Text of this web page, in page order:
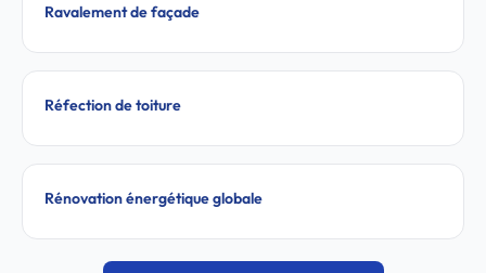
Ravalement de façade
Réfection de toiture
Rénovation énergétique globale